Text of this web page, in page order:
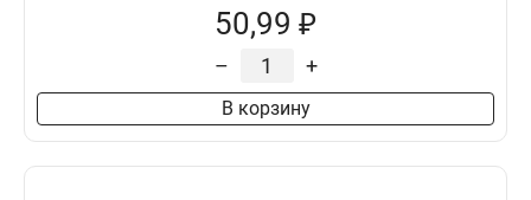
50,99 ₽
– +
В корзину